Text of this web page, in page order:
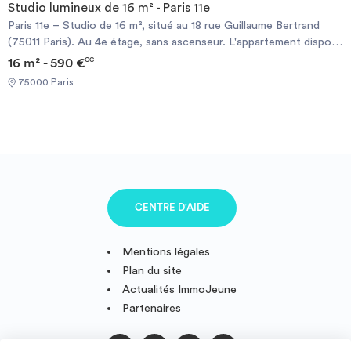
Studio lumineux de 16 m² - Paris 11e
Paris 11e – Studio de 16 m², situé au 18 rue Guillaume Bertrand
(75011 Paris). Au 4e étage, sans ascenseur. L'appartement dispose
d'une pièce principale avec cuisine équipée, ainsi que d'une salle
d'eau avec WC. Très lumineux, il bénéficie d'une exposition
ouest. Transports à proximité : métro Voltaire (Ligne 9) ou
16 m² - 590 €CC
75000 Paris
Mentions légales
Plan du site
Actualités ImmoJeune
Partenaires
CENTRE D'AIDE